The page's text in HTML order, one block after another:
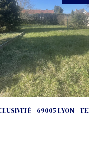
voir le bien
- 69005 LYON -